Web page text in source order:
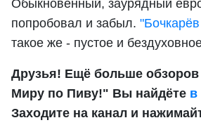
Обыкновенный, заурядный
попробовал и забыл.
такое же - пустое и
Друзья! Ещё больше
Миру по Пиву!" Вы найдёте в
Заходите на канал и